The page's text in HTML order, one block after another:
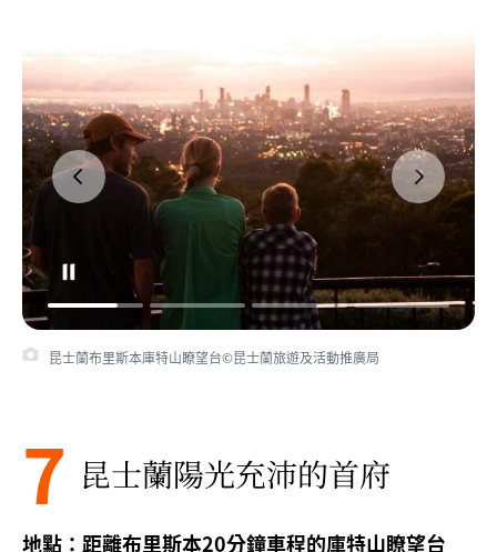
昆士蘭布里斯本庫特山瞭望台©昆士蘭旅遊及活動推廣局
7 昆士蘭陽光充沛的首府
地點：距離布里斯本20分鐘車程的庫特山瞭望台